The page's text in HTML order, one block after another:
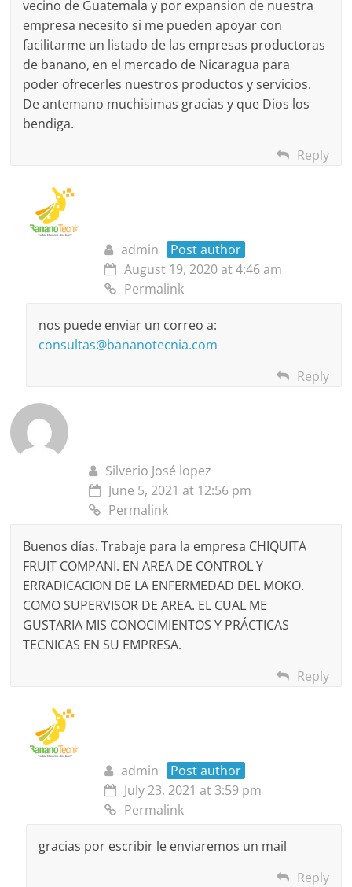
vecino de Guatemala y por expansion de nuestra
empresa necesito si me pueden apoyar con
facilitarme un listado de las empresas productoras
de banano, en el mercado de Nicaragua para
poder ofrecerles nuestros productos y servicios.
De antemano muchisimas gracias y que Dios los
bendiga.
Reply
admin
Post author
August 19, 2020 at 4:46 am
Permalink
nos puede enviar un correo a:
consultas@bananotecnia.com
Reply
Silverio José lopez
June 5, 2021 at 12:56 pm
Permalink
Buenos días. Trabaje para la empresa CHIQUITA
FRUIT COMPANI. EN AREA DE CONTROL Y
ERRADICACION DE LA ENFERMEDAD DEL MOKO.
COMO SUPERVISOR DE AREA. EL CUAL ME
GUSTARIA MIS CONOCIMIENTOS Y PRÁCTICAS
TECNICAS EN SU EMPRESA.
Reply
admin
Post author
July 23, 2021 at 3:59 pm
Permalink
gracias por escribir le enviaremos un mail
Reply